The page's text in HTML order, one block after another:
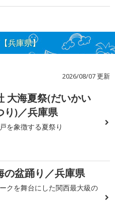
兵庫県】
2026/08/07 更新
大海夏祭(だいかい
り)／兵庫県
を象徴する夏祭り
の盆踊り／兵庫県
クを舞台にした関西最大級の